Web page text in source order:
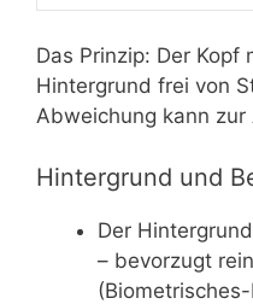
Das Prinzip: Der
Hintergrund frei von
Abweichung kann
Hintergrund und
Der
– bevorzugt